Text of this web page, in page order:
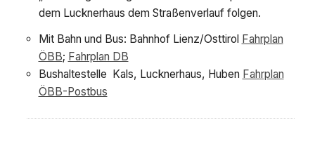
dem Lucknerhaus dem Straßenverlauf folgen.
Mit Bahn und Bus: Bahnhof Lienz/Osttirol Fahrplan
ÖBB; Fahrplan DB
Bushaltestelle Kals, Lucknerhaus, Huben Fahrplan
ÖBB-Postbus